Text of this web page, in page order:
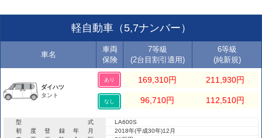
軽自動車（5,7ナンバー）
車名
車両
保険
7等級
(2台目割引適用)
6等級
(純新規)
ダイハツ
タント
あり 169,310円 211,930円
なし 96,710円 112,510円
型式
LA600S
初度登録年月
2018年(平成30年)12月